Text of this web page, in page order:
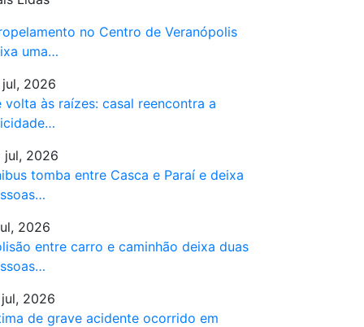
no Centro de Veranópolis
uma…
jul, 2026
volta às raízes: casal reencontra a
jul, 2026
tomba entre Casca e Paraí e deixa
2026
entre carro e caminhão deixa duas
jul, 2026
de grave acidente ocorrido em